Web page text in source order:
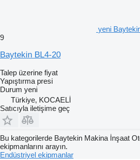
yeni
9
Baytekin BL4-20
Talep üzerine fiyat
Yapıştırma presi
Durum yeni
Türkiye, KOCAELİ
Satıcıyla iletişime geç
Bu kategorilerde Baytekin Makina İnşaat
ekipmanlarını arayın.
Endüstriyel ekipmanlar